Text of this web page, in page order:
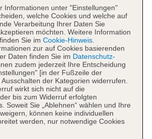
Ihre Unterkunft
Suite und die 5 Einzelzimmer
Etagen und sind über einen
Informationen unter "Einstellungen"
welche Cookies und welche auf
Verarbeitung Ihrer Daten Sie
möchten. Weitere Information
Sie im Cookie-Hinweis.
zur auf Cookies basierenden
Daten finden Sie im Datenschutz-
zudem jederzeit Ihre Entscheidung
[in der Fußzeile der
der Kategorien widerrufen.
wirkt sich nicht auf die
bis zum Widerruf erfolgten
Soweit Sie „Ablehnen“ wählen und Ihre
können keine individuellen
werden, nur notwendige Cookies